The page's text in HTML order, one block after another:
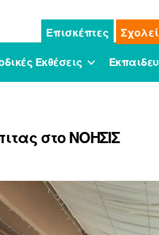
Επισκέπτες
Εκθέσεις
στο ΝΟΗΣΙΣ